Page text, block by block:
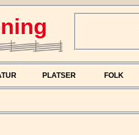
PLATSER FOLK